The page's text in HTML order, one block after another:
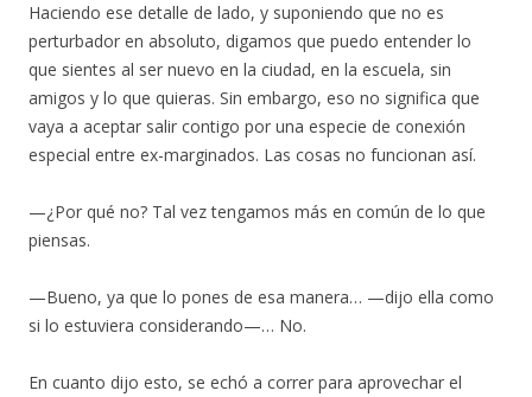
Haciendo ese detalle de lado, y suponiendo que no es
perturbador en absoluto, digamos que puedo entender lo
que sientes al ser nuevo en la ciudad, en la escuela, sin
amigos y lo que quieras. Sin embargo, eso no significa que
vaya a aceptar salir contigo por una especie de conexión
especial entre ex-marginados. Las cosas no funcionan así.
—¿Por qué no? Tal vez tengamos más en común de lo que
piensas.
—Bueno, ya que lo pones de esa manera… —dijo ella como
si lo estuviera considerando—… No.
En cuanto dijo esto, se echó a correr para aprovechar el